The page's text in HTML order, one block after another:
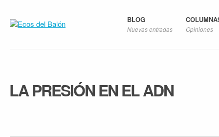
BLOG
Nuevas entradas Opiniones
LA PRESIÓN EN EL ADN